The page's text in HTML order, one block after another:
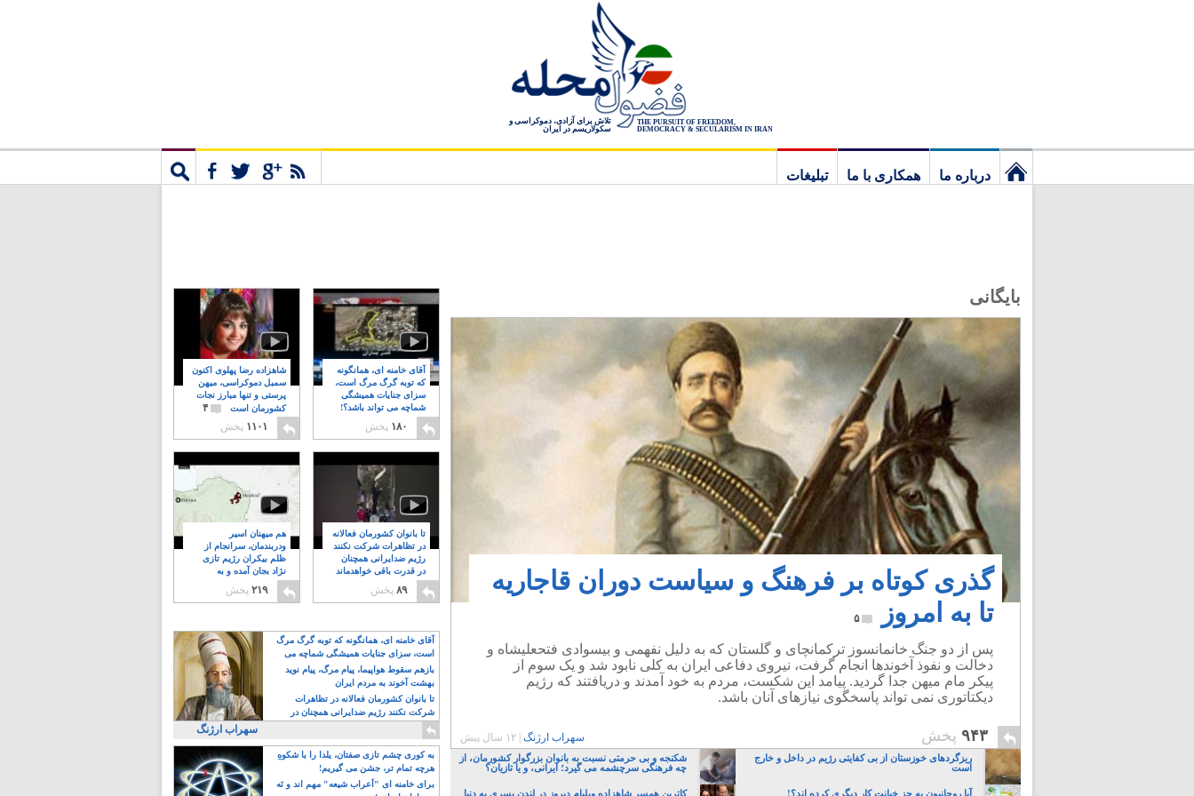
THE PURSUIT OF FREEDOM,
DEMOCRACY & SECULARISM IN IRAN
تلاش برای آزادی، دموکراسی و
سکولاریسم در ایران
درباره ما همکاری با ما
تبلیغات
بایگانی
گذری کوتاه بر فرهنگ و سیاست دوران قاجاریه
تا به امروز
۵
پس از دو جنگ خانمانسوز ترکمانچای و گلستان که به دلیل نفهمی و بیسوادی فتحعلیشاه و
دخالت و نفوذ آخوندها انجام گرفت، نیروی دفاعی ایران به کلی نابود شد و یک سوم از
پیکر مام میهن جدا گردید. پیامد این شکست، مردم به خود آمدند و دریافتند که رژیم
دیکتاتوری نمی تواند پاسخگوی نیازهای آنان باشد.
۹۴۳ پخش سهراب ارژنگ ۱۲ سال پیش
ریزگردهای خوزستان از بی کفایتی رژیم در داخل و خارج
است
شکنجه و بی حرمتی نسبت به بانوان بزرگوار کشورمان، از
چه فرهنگی سرچشمه می گیرد؛ ایرانی، و یا تازیان؟
آیا روحانیون به جز خیانت کار دیگری کرده اند؟!
کاترین همسر شاهزاده ویلیام دیروز در لندن پسری به دنیا
شاهزاده رضا پهلوی اکنون
سمبل دموکراسی، میهن
پرستی و تنها مبارز نجات
کشورمان است
۴
۱۱۰۱ پخش
آقای خامنه ای، همانگونه
که توبه گرگ مرگ است،
سزای جنایات همیشگی
شماچه می تواند باشد؟!
۸
۱۸۰ پخش
هم میهنان اسیر
ودربندمان، سرانجام از
ظلم بیکران رژیم تازی
نژاد بجان آمده و به
۲۱۹ پخش
تا بانوان کشورمان فعالانه
در تظاهرات شرکت نکنند
رژیم ضدایرانی همچنان
در قدرت باقی خواهدماند
۸
۸۹ پخش
آقای خامنه ای، همانگونه که توبه گرگ مرگ
است، سزای جنایات همیشگی شماچه می
تواند باشد؟!
بازهم سقوط هواپیما، پیام مرگ، پیام نوید
بهشت آخوند به مردم ایران
تا بانوان کشورمان فعالانه در تظاهرات
شرکت نکنند رژیم ضدایرانی همچنان در
قدرت باقی خواهدماند
سهراب ارژنگ
به کوری چشم تازی صفتان، یلدا را با شکوهِ
هرچه تمام تر، جشن می گیریم!
برای خامنه ای "اَعراب شیعه" مهم اند و نَه